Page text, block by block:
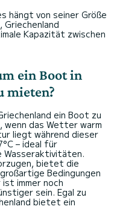
hängt von seiner Größe
Griechenland
Kapazität zwischen
ein Boot in
mieten?
ein Boot zu
wenn das Wetter warm
liegt während dieser
– ideal für
Wasseraktivitäten.
bietet die
Bedingungen
immer noch
sein. Egal zu
bietet ein